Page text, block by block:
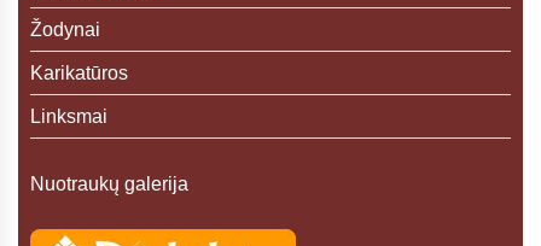
Žodynai
Karikatūros
Linksmai
Nuotraukų galerija